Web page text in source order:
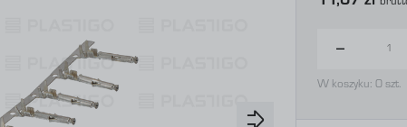
W koszyku:0 szt.